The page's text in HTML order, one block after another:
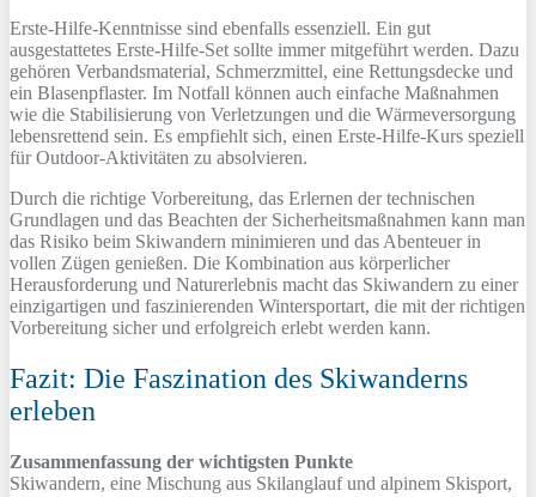
Erste-Hilfe-Kenntnisse sind ebenfalls essenziell. Ein gut
ausgestattetes Erste-Hilfe-Set sollte immer mitgeführt werden. Dazu
gehören Verbandsmaterial, Schmerzmittel, eine Rettungsdecke und
ein Blasenpflaster. Im Notfall können auch einfache Maßnahmen
wie die Stabilisierung von Verletzungen und die Wärmeversorgung
lebensrettend sein. Es empfiehlt sich, einen Erste-Hilfe-Kurs speziell
für Outdoor-Aktivitäten zu absolvieren.
Durch die richtige Vorbereitung, das Erlernen der technischen
Grundlagen und das Beachten der Sicherheitsmaßnahmen kann man
das Risiko beim Skiwandern minimieren und das Abenteuer in
vollen Zügen genießen. Die Kombination aus körperlicher
Herausforderung und Naturerlebnis macht das Skiwandern zu einer
einzigartigen und faszinierenden Wintersportart, die mit der richtigen
Vorbereitung sicher und erfolgreich erlebt werden kann.
Fazit: Die Faszination des Skiwanderns
erleben
Zusammenfassung der wichtigsten Punkte
Skiwandern, eine Mischung aus Skilanglauf und alpinem Skisport,